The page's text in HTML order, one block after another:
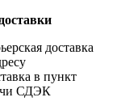
доставка
в пункт
СДЭК